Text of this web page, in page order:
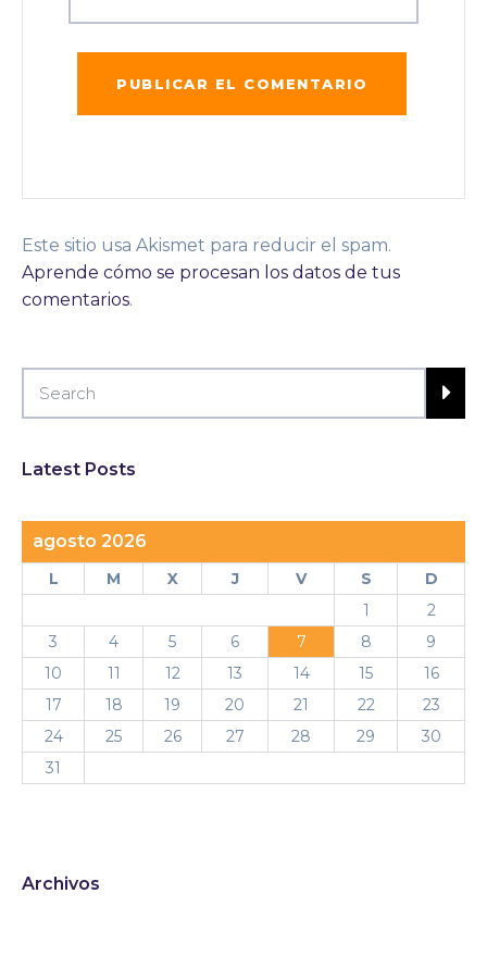
Este sitio usa Akismet para reducir el spam.
Aprende cómo se procesan los datos de tus
comentarios.
Latest Posts
agosto 2026
L M X J V S
D
1
2
3
4 5 6 7 8
9
10
11 12 13 14 15
16
17
18 19 20 21 22
23
24
25 26 27 28 29
30
31
Archivos